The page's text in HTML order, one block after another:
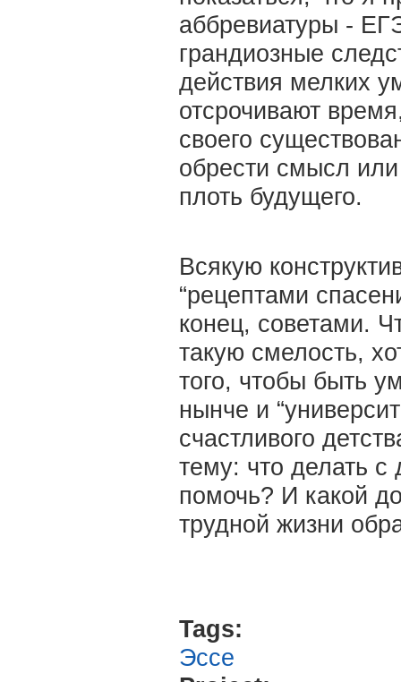
аббревиатуры -
грандиозные
действия мелких
отсрочивают
своего
обрести смысл
плоть будущего.
Всякую
“рецептами
конец, советами.
такую смелость,
того, чтобы быть
нынче и
счастливого
тему: что делать
помочь? И какой
трудной жизни
Tags:
Эссе